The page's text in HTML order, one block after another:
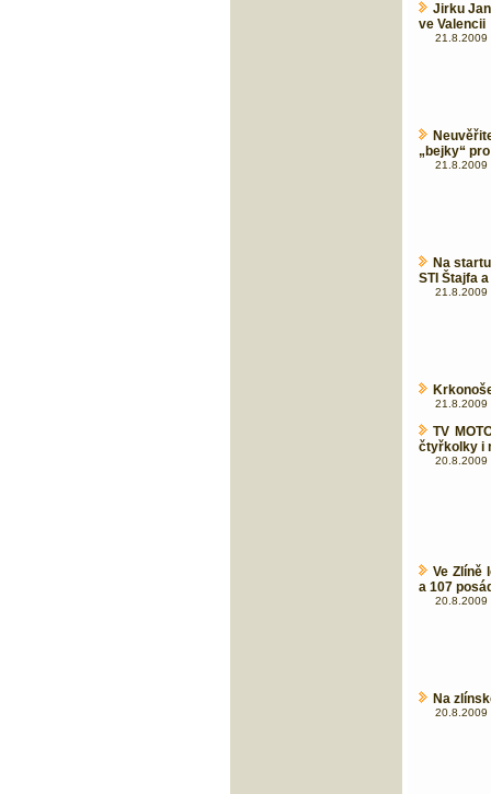
Jirku
ve Valencii
21.8.2009
„bejky“
21.8.2009
Na
STI Štajfa
21.8.2009
21.8.2009
TV
čtyřkolky i
20.8.2009
Ve Zlíně
a 107
20.8.2009
Na
20.8.2009